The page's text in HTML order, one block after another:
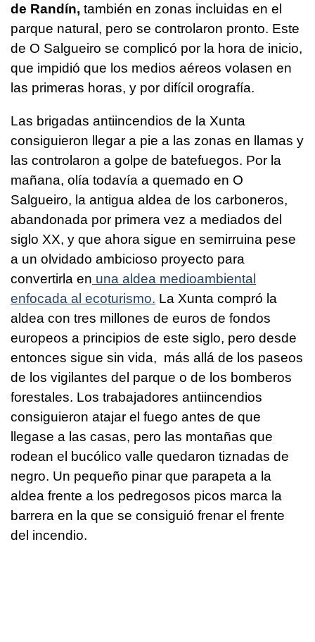
de Randín, también en zonas incluidas en el
parque natural, pero se controlaron pronto. Este
de O Salgueiro se complicó por la hora de inicio,
que impidió que los medios aéreos volasen en
las primeras horas, y por difícil orografía.
Las brigadas antiincendios de la Xunta
consiguieron llegar a pie a las zonas en llamas y
las controlaron a golpe de batefuegos. Por la
mañana, olía todavía a quemado en O
Salgueiro, la antigua aldea de los carboneros,
abandonada por primera vez a mediados del
siglo XX, y que ahora sigue en semirruina pese
a un olvidado ambicioso proyecto para
convertirla en una aldea medioambiental
enfocada al ecoturismo. La Xunta compró la
aldea con tres millones de euros de fondos
europeos a principios de este siglo, pero desde
entonces sigue sin vida, más allá de los paseos
de los vigilantes del parque o de los bomberos
forestales. Los trabajadores antiincendios
consiguieron atajar el fuego antes de que
llegase a las casas, pero las montañas que
rodean el bucólico valle quedaron tiznadas de
negro. Un pequeño pinar que parapeta a la
aldea frente a los pedregosos picos marca la
barrera en la que se consiguió frenar el frente
del incendio.